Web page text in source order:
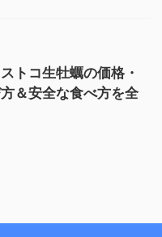
トコ生牡蠣の価格・
＆安全な食べ方を全